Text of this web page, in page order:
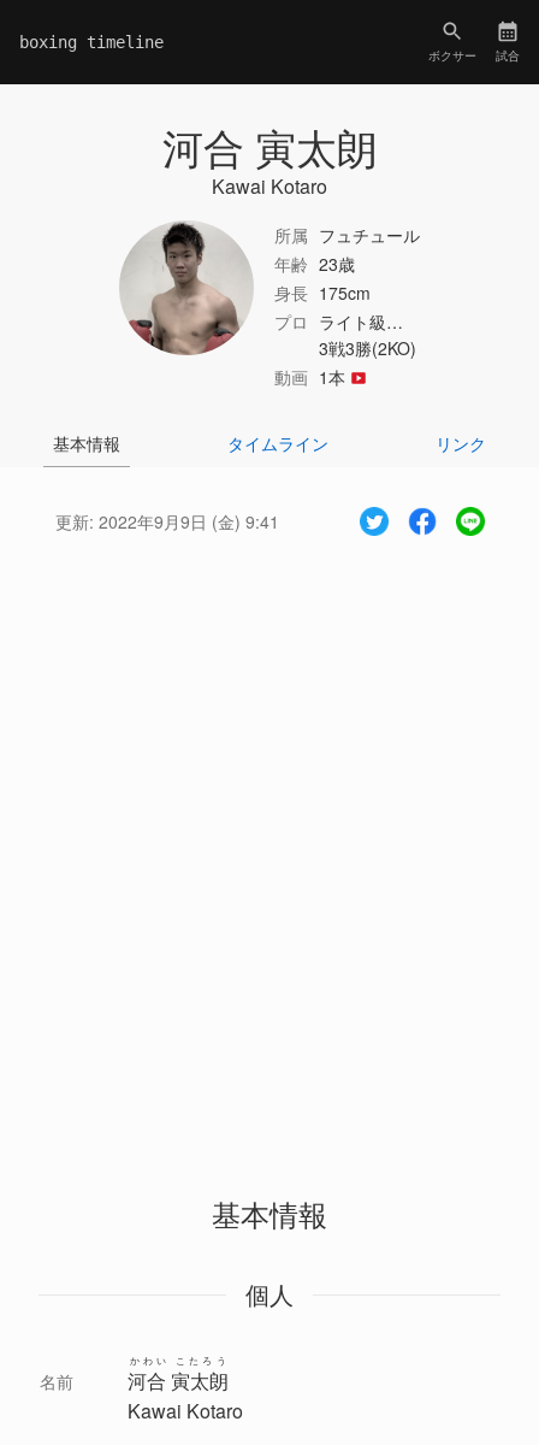
boxing timeline
ボクサー 試合
河合 寅太朗
Kawai Kotaro
所属 フュチュール
年齢 23歳
身長 175cm
プロ ライト級…
3戦3勝(2KO)
動画 1本
基本情報 タイムライン リンク
更新: 2022年9月9日 (金) 9:41
基本情報
個人
名前 河合 寅太朗
かわい こたろう
Kawai Kotaro